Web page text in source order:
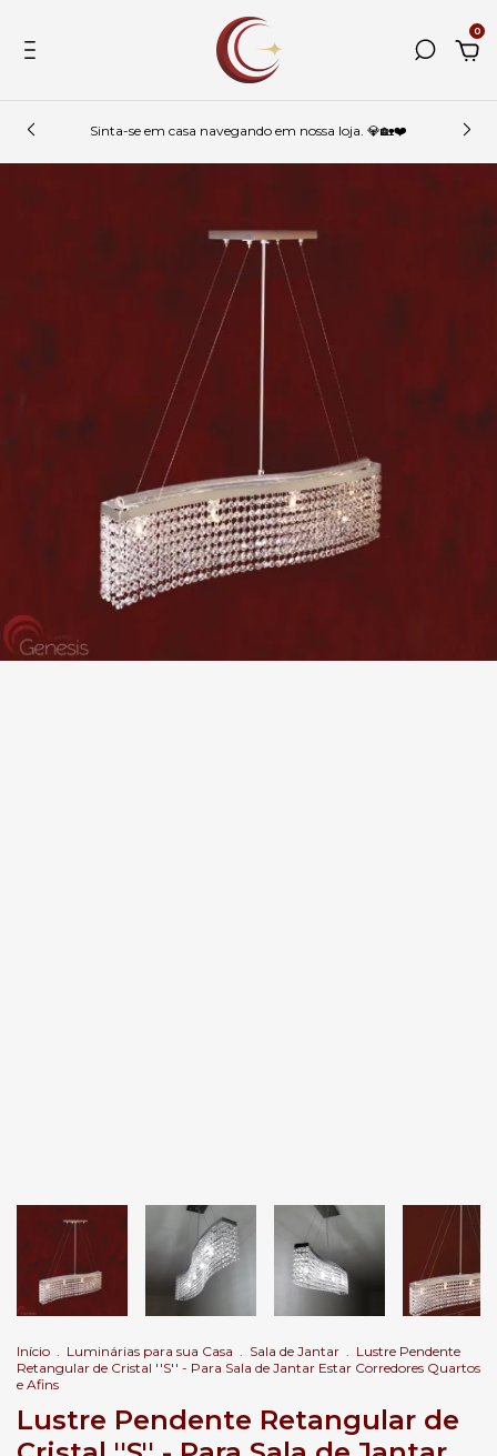
0
Sinta-se em casa navegando em nossa loja. 💎🏡❤️
Início Luminárias para sua Casa Sala de Jantar
Lustre Pendente
Retangular de Cristal ''S'' - Para Sala de Jantar Estar Corredores Quartos
e Afins
Lustre Pendente Retangular de